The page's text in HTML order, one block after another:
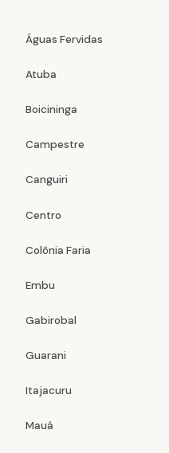
Águas Fervidas
Atuba
Boicininga
Campestre
Canguiri
Centro
Colônia Faria
Embu
Gabirobal
Guarani
Itajacuru
Mauá